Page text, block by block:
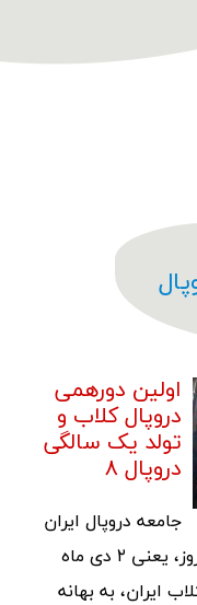
اولین دورهمی
دروپال کلاب و
تولد یک سالگی
دروپال ۸
جامعه دروپال ایران
در آستانه یک اتفاق جدید است. دیروز، یعنی ۲ دی ماه
ایران، به بهانه